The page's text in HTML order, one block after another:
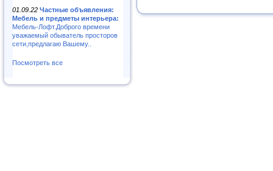
01.09.22 Частные объявления:
Мебель и предметы интерьера:
Мебель-Лофт.Доброго времени
уважаемый обыватель просторов
сети,предлагаю Вашему..
Посмотреть все